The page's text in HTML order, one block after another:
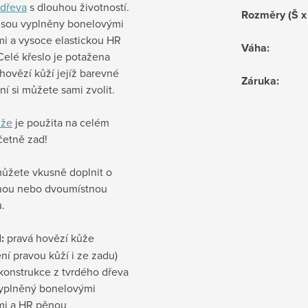
dřevas dlouhou životností.
vyplněny bonelovými
a vysoce elastickou HR
křeslo je potažena
kůží jejíž barevné
si můžete sami zvolit.
je použita na celém
zad!
vkusně doplnit o
nebo dvoumístnou
pravá hovězí kůže
pravou kůží i ze zadu)
z tvrdého dřeva
bonelovými
a HR pěnou
Rozměry (Š
Váha:
Záruka: